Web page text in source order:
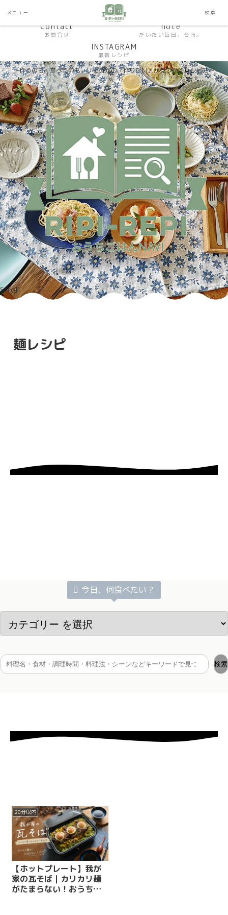
〜作るのも、食べるのも。リピ確定の「作りたい」が見つかるレシピ帖〜
Scroll
Contact
お問合せ
note
だいたい毎日、台所。
INSTAGRAM
最新レシピ
麺レシピ
今日、何食べたい？
検索
20分以内
【ホットプレート】我が
家の瓦そば｜カリカリ麺
がたまらない！おうちで
メニュー 検索